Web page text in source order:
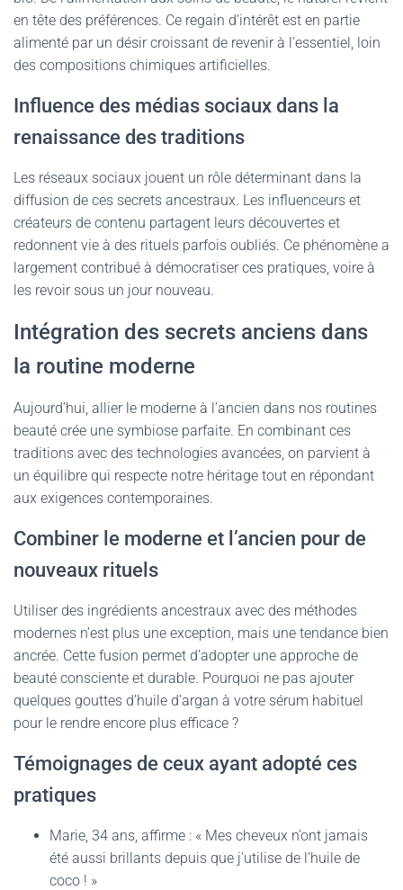
en tête des préférences. Ce regain d’intérêt est en partie
alimenté par un désir croissant de revenir à l’essentiel, loin
des compositions chimiques artificielles.
Influence des médias sociaux dans la
renaissance des traditions
Les réseaux sociaux jouent un rôle déterminant dans la
diffusion de ces secrets ancestraux. Les influenceurs et
créateurs de contenu partagent leurs découvertes et
redonnent vie à des rituels parfois oubliés. Ce phénomène a
largement contribué à démocratiser ces pratiques, voire à
les revoir sous un jour nouveau.
Intégration des secrets anciens dans
la routine moderne
Aujourd’hui, allier le moderne à l’ancien dans nos routines
beauté crée une symbiose parfaite. En combinant ces
traditions avec des technologies avancées, on parvient à
un équilibre qui respecte notre héritage tout en répondant
aux exigences contemporaines.
Combiner le moderne et l’ancien pour de
nouveaux rituels
Utiliser des ingrédients ancestraux avec des méthodes
modernes n’est plus une exception, mais une tendance bien
ancrée. Cette fusion permet d’adopter une approche de
beauté consciente et durable. Pourquoi ne pas ajouter
quelques gouttes d’huile d’argan à votre sérum habituel
pour le rendre encore plus efficace ?
Témoignages de ceux ayant adopté ces
pratiques
Marie, 34 ans, affirme : « Mes cheveux n’ont jamais
été aussi brillants depuis que j’utilise de l’huile de
coco ! »